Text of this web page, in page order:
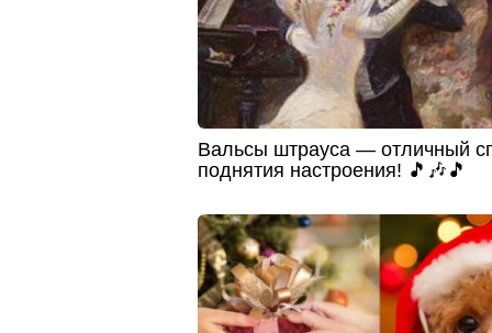
Вальсы штрауса — отличный
поднятия настроения! 🎵🎶🎵